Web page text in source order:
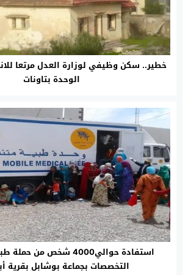
خطير.. سكن وظيفي لوزارة العدل مرتعا
الوحدة بتاونات
استفادة حوالي4000 شخص
التخصصات بجماعة بوشابل بقرية